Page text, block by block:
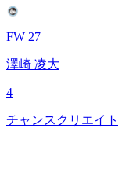
FW 27
澤崎 凌大
4
チャンスクリエイ